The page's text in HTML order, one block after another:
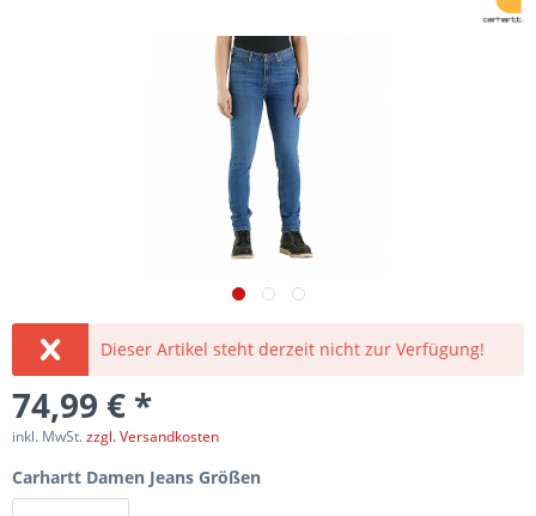
Dieser Artikel steht derzeit nicht zur Verfügung!
74,99 € *
inkl. MwSt.zzgl. Versandkosten
Carhartt Damen Jeans Größen